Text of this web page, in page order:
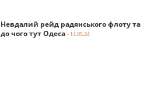
Невдалий рейд радянського флоту та
до чого тут Одеса - 14.05.24